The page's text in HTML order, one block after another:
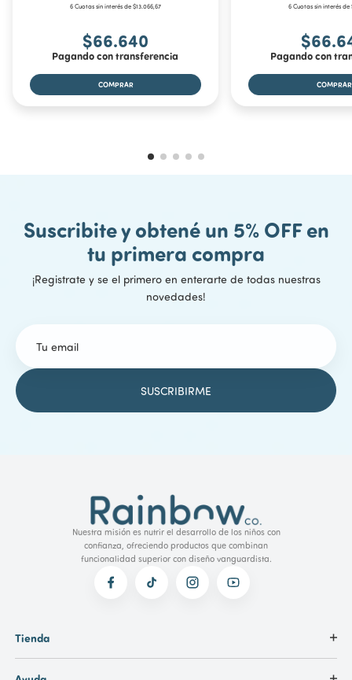
6 Cuotas sin interés de $13.066,67
$66.640
Pagando con transferencia
6 Cuotas sin interés de
Pagando con
Suscribite y obtené un 5% OFF en
tu primera compra
¡Registrate y se el primero en enterarte de todas nuestras
novedades!
Nuestra misión es nutrir el desarrollo de los niños con
confianza, ofreciendo productos que combinan
funcionalidad superior con diseño vanguardista.
Tienda